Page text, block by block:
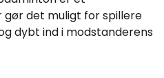
det muligt for spillere
dybt ind i modstanderens